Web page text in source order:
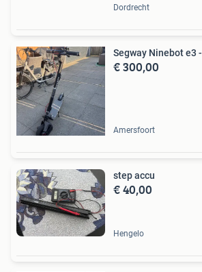
Dordrecht
€ 300,00
Amersfoort
step accu
€ 40,00
Hengelo